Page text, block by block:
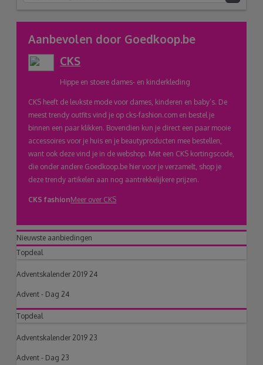
Aanbevolen door Goedkoop.be
CKS
Hippe en stoere dames- en kinderkleding
CKS heeft de leukste mode voor dames, kinderen en baby’s. De
meest trendy outfits vind je op cks-fashion.com en bestel je
binnen een paar klikken. Bovendien kun je direct een paar mooie
accessoires voor je huis en je beautyproducten mee bestellen,
want ook deze vind je in de webshop. Met een CKS kortingscode,
die onder andere Goedkoop.be hier voor je verzamelt, shop je
deze trendy artikelen aan nog aantrekkelijkere prijzen.
CKS fashionMeer over CKS
Nieuwste aanbiedingen
Topdeal
Adventskalender 2019 24
Advent - Dag 24
Topdeal
Adventskalender 2019 23
Advent - Dag 23